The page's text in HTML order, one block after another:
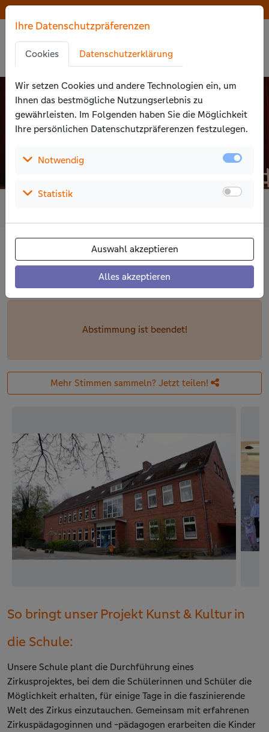
Zu den Hauptinhalten springenDer Wettbewerb ist beendet
Der Wettbewerb ist beendet
14
Benedikt-Grundschule Fürstenau
Zirkusprojekt
Abstimmung ist beendet!
Mehr Stimmen sammeln? Jetzt teilen!
So bringt unser Projekt Kunst & Kultur in
die Schule:
Unsere Schule plant die Durchführung eines
Zirkusprojektes, bei dem die Schülerinnen und Schüler die
Möglichkeit erhalten, für einige Tage in die faszinierende
Welt des Zirkus einzutauchen. Gemeinsam mit erfahrenen
Zirkuspädagoginnen und -pädagogen erarbeiten die Kinder
Zu den Cookie-Einstellungen springen
Zur Privatssphäreerklärung springen
Ihre Datenschutzpräferenzen
Cookies Datenschutzerklärung
Wir setzen Cookies und andere Technologien ein, um
Ihnen das bestmögliche Nutzungs­erlebnis zu
gewährleisten. Im Folgenden haben Sie die Möglichkeit
Ihre persönlichen Daten­schutz­präferenzen festzulegen.
Notwendig(Auswählen um die Details aufzuklappen)
Statistik(Auswählen um die Details aufzuklappen)
Auswahl akzeptieren
Alles akzeptieren